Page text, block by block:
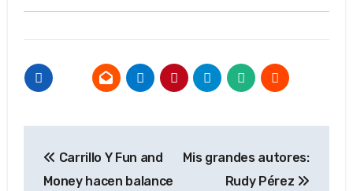
de
Carrillo Y Fun and
Money hacen balance
Mis grandes autores:
Rudy Pérez